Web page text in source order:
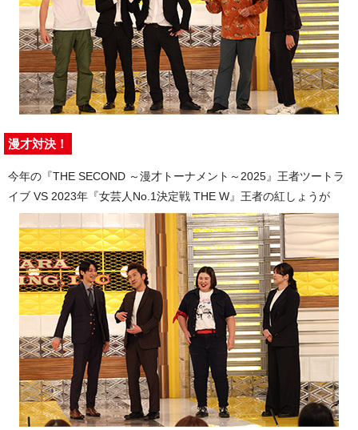
漫才対決！
今年の『THE SECOND ～漫才トーナメント～2025』王者ツートラ
イブ VS 2023年『女芸人No.1決定戦 THE W』王者の紅しょうが